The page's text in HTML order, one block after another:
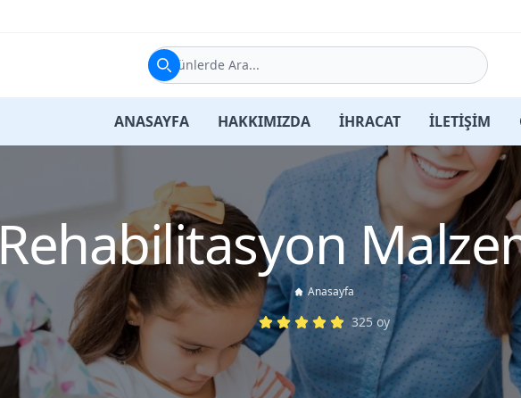
Ürünlerde Ara...
ANASAYFA HAKKIMIZDA İHRACAT İLETİŞİM
Rehabilitasyon
Anasayfa
325 oy